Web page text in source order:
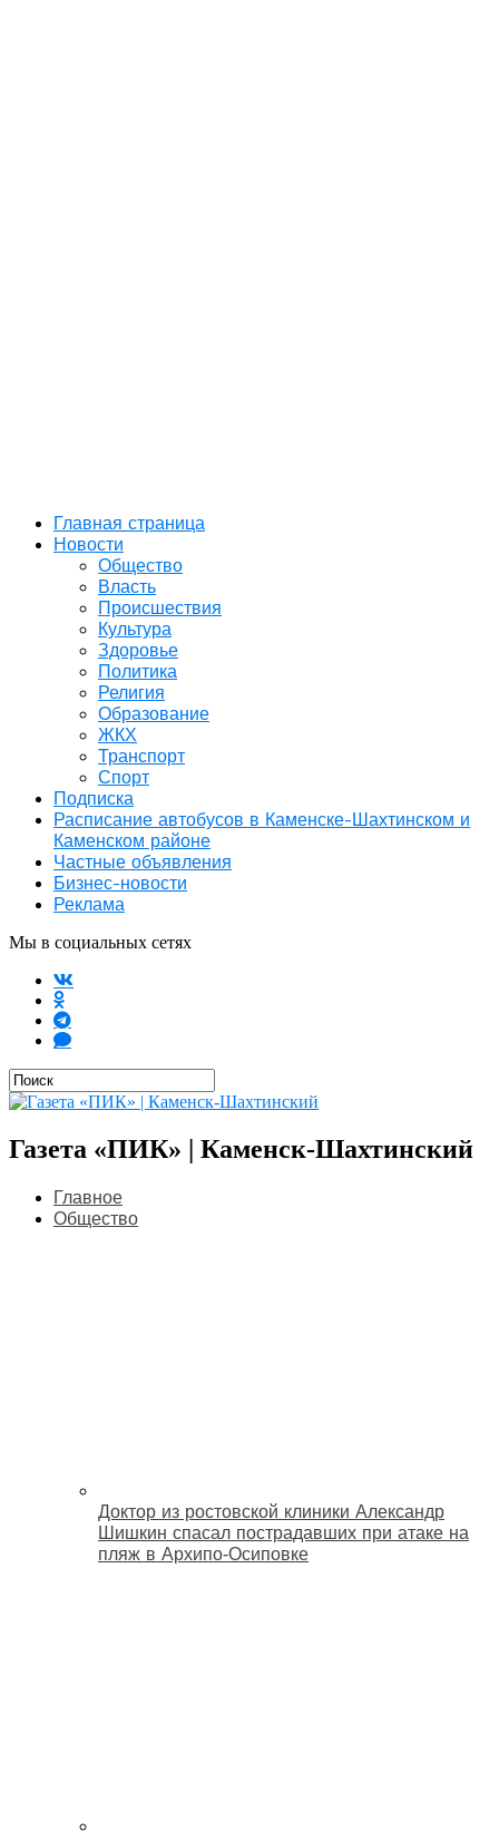
Главная страница
Новости
Общество
Власть
Происшествия
Культура
Здоровье
Политика
Религия
Образование
ЖКХ
Транспорт
Спорт
Подписка
Расписание автобусов в Каменске-Шахтинском и
Каменском районе
Частные объявления
Бизнес-новости
Реклама
Мы в социальных сетях
Газета «ПИК» | Каменск-Шахтинский
Главное
Общество
Доктор из ростовской клиники Александр
Шишкин спасал пострадавших при атаке на
пляж в Архипо‑Осиповке